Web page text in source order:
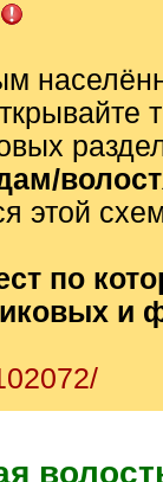
этой
по
и